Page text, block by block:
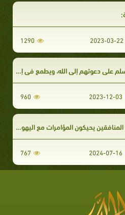
1290
القوم ووجهائهم رغبة في إسلام من وراءهم، ولذلك كان يوليهم عناية خاصة في الدعوة
2023-12-03
960
يحيكون المؤامرات مع اليهود ضد المسلمين
2024-07-16
767